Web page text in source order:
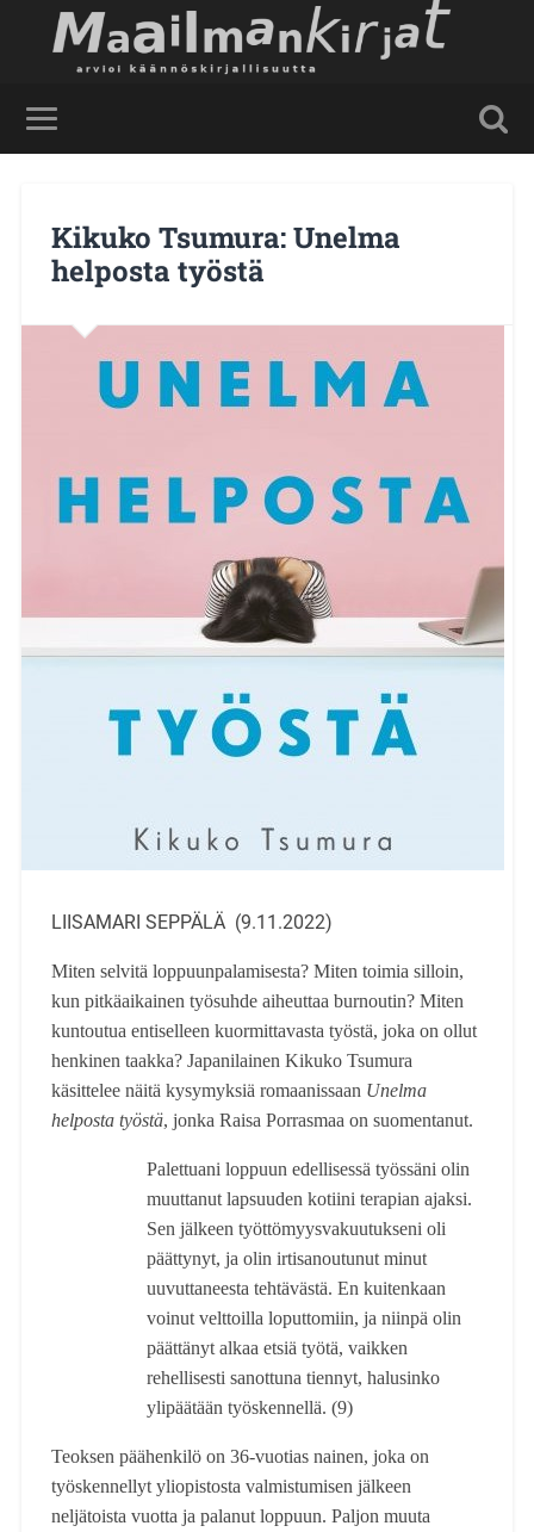
Kikuko Tsumura: Unelma
helposta työstä
LIISAMARI SEPPÄLÄ (9.11.2022)
Miten selvitä loppuunpalamisesta? Miten toimia silloin,
kun pitkäaikainen työsuhde aiheuttaa burnoutin? Miten
kuntoutua entiselleen kuormittavasta työstä, joka on ollut
henkinen taakka? Japanilainen Kikuko Tsumura
käsittelee näitä kysymyksiä romaanissaan Unelma
helposta työstä, jonka Raisa Porrasmaa on suomentanut.
Palettuani loppuun edellisessä työssäni olin
muuttanut lapsuuden kotiini terapian ajaksi.
Sen jälkeen työttömyysvakuutukseni oli
päättynyt, ja olin irtisanoutunut minut
uuvuttaneesta tehtävästä. En kuitenkaan
voinut velttoilla loputtomiin, ja niinpä olin
päättänyt alkaa etsiä työtä, vaikken
rehellisesti sanottuna tiennyt, halusinko
ylipäätään työskennellä. (9)
Teoksen päähenkilö on 36-vuotias nainen, joka on
työskennellyt yliopistosta valmistumisen jälkeen
neljätoista vuotta ja palanut loppuun. Paljon muuta